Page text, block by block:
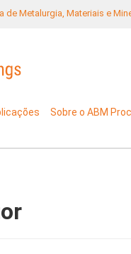
de Metalurgia, Materiais e
Sobre o ABM